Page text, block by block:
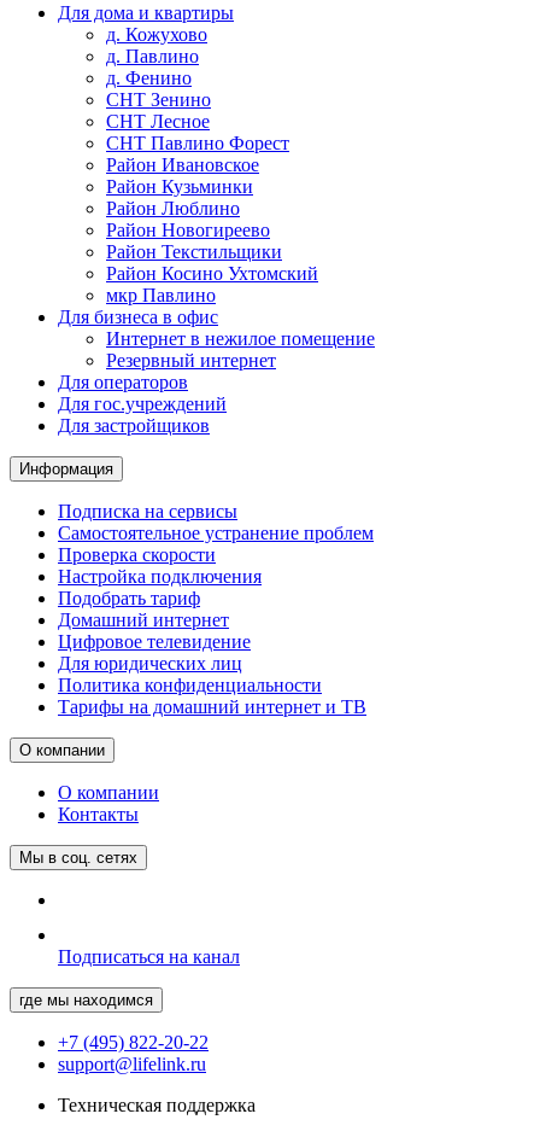
Для дома и квартиры
д. Кожухово
д. Павлино
д. Фенино
СНТ Зенино
СНТ Лесное
СНТ Павлино Форест
Район Ивановское
Район Кузьминки
Район Люблино
Район Новогиреево
Район Текстильщики
Район Косино Ухтомский
мкр Павлино
Для бизнеса в офис
Интернет в нежилое помещение
Резервный интернет
Для операторов
Для гос.учреждений
Для застройщиков
Информация
Подписка на сервисы
Самостоятельное устранение проблем
Проверка скорости
Настройка подключения
Подобрать тариф
Домашний интернет
Цифровое телевидение
Для юридических лиц
Политика конфиденциальности
Тарифы на домашний интернет и ТВ
О компании
О компании
Контакты
Мы в соц. сетях
Подписаться на канал
где мы находимся
+7 (495) 822-20-22
support@lifelink.ru
Техническая поддержка